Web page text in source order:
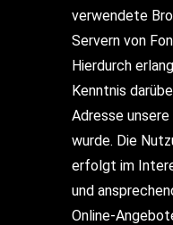
verwendete
Servern von
Hierdurch
Kenntnis
Adresse
wurde. Die
erfolgt im
und
Online-